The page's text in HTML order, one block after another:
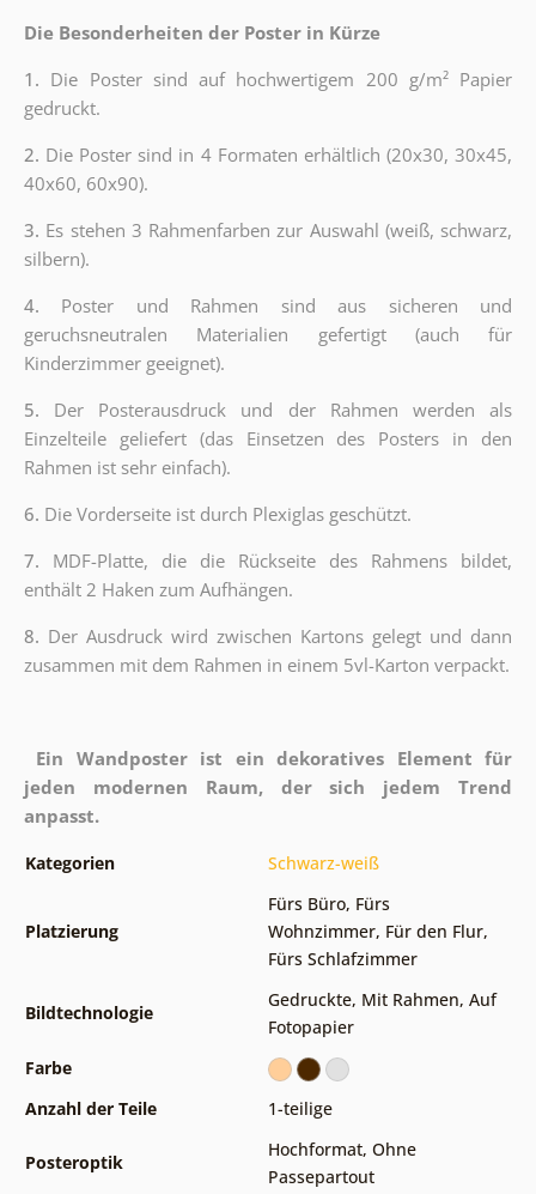
Die Besonderheiten der Poster in Kürze
1. Die Poster sind auf hochwertigem 200 g/m² Papier
gedruckt.
2. Die Poster sind in 4 Formaten erhältlich (20x30, 30x45,
40x60, 60x90).
3. Es stehen 3 Rahmenfarben zur Auswahl (weiß, schwarz,
silbern).
4. Poster und Rahmen sind aus sicheren und
geruchsneutralen Materialien gefertigt (auch für
Kinderzimmer geeignet).
5. Der Posterausdruck und der Rahmen werden als
Einzelteile geliefert (das Einsetzen des Posters in den
Rahmen ist sehr einfach).
6. Die Vorderseite ist durch Plexiglas geschützt.
7. MDF-Platte, die die Rückseite des Rahmens bildet,
enthält 2 Haken zum Aufhängen.
8. Der Ausdruck wird zwischen Kartons gelegt und dann
zusammen mit dem Rahmen in einem 5vl-Karton verpackt.
Ein Wandposter ist ein dekoratives Element für
jeden modernen Raum, der sich jedem Trend
anpasst.
Kategorien Schwarz-weiß
Platzierung
Fürs Büro, Fürs
Wohnzimmer, Für den Flur,
Fürs Schlafzimmer
Bildtechnologie
Gedruckte, Mit Rahmen, Auf
Fotopapier
Farbe
Anzahl der Teile
1-teilige
Posteroptik
Hochformat, Ohne
Passepartout